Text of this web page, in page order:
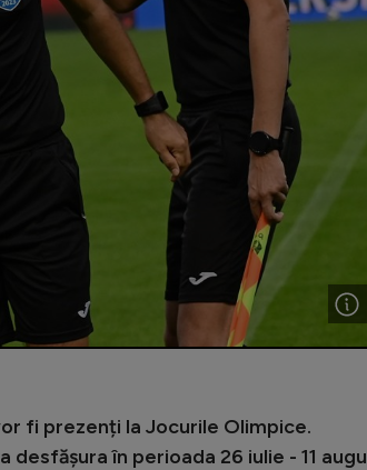
fi prezenți la Jocurile Olimpice.
în perioada 26 iulie - 11